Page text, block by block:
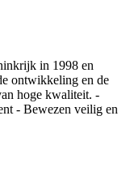
in 1998 en
ontwikkeling en de
hoge kwaliteit. -
- Bewezen veilig en